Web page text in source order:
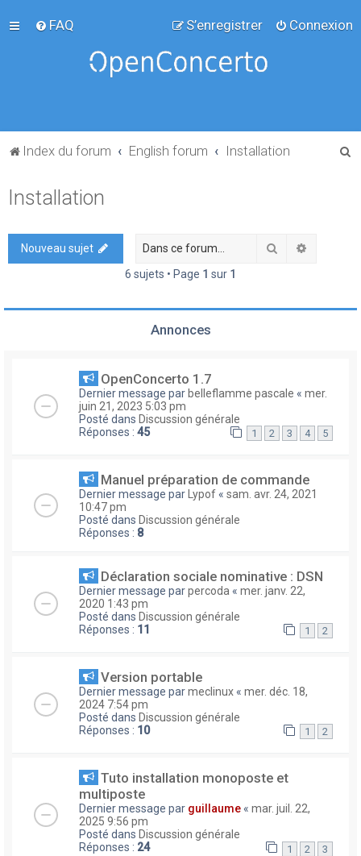
FAQ Connexion
S’enregistrer
Index du forum English forum Installation
h
Installation
Nouveau sujet Rechercher
6 sujets • Page 1 sur 1
Annonces
OpenConcerto 1.7
Dernier message par belleflamme pascale « mer.
juin 21, 2023 5:03 pm
Posté dans Discussion générale
Réponses : 45 1 2 3 4 5
Manuel préparation de commande
Dernier message par Lypof « sam. avr. 24, 2021
10:47 pm
Posté dans Discussion générale
Réponses : 8
Déclaration sociale nominative : DSN
Dernier message parpercoda « mer. janv. 22,
2020 1:43 pm
Posté dans Discussion générale
Réponses : 11 1 2
Version portable
Dernier message parmeclinux « mer. déc. 18,
2024 7:54 pm
Posté dans Discussion générale
Réponses : 10 1 2
Tuto installation monoposte et
multiposte
Dernier message par guillaume « mar. juil. 22,
2025 9:56 pm
Posté dans Discussion générale
Réponses : 24 1 2 3